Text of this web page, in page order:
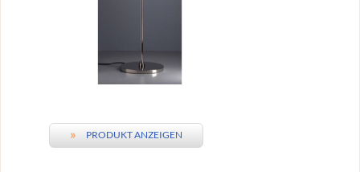
» PRODUKT ANZEIGEN